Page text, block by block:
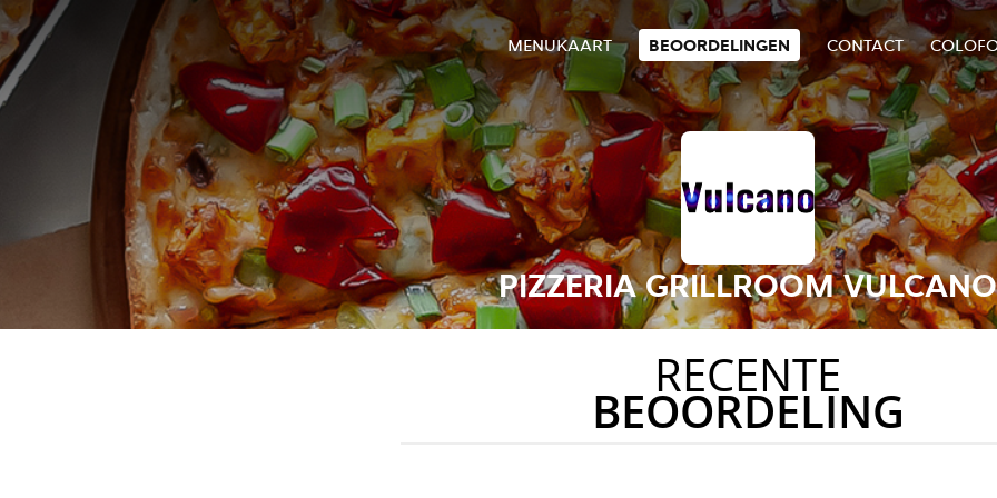
MENUKAART BEOORDELINGEN CONTACT
PIZZERIA GRILLROOM VULCANO
RECENTE
BEOORDELING